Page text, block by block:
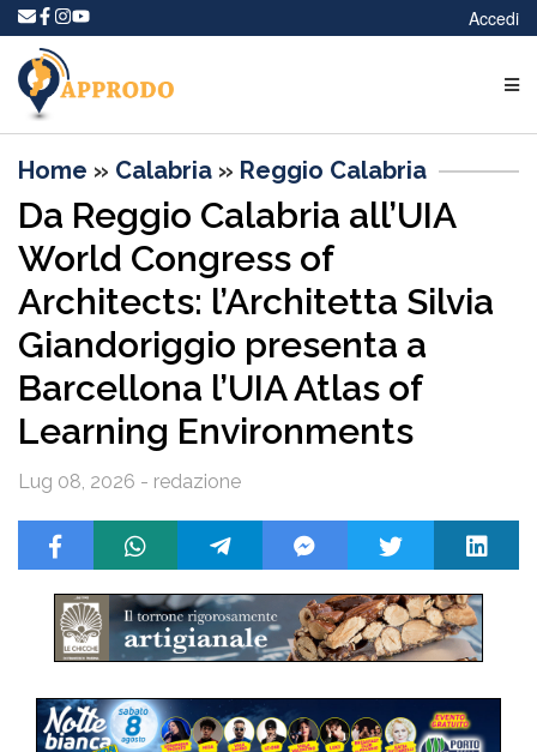
Accedi
Home » Calabria » Reggio Calabria
Da Reggio Calabria all’UIA
World Congress of
Architects: l’Architetta Silvia
Giandoriggio presenta a
Barcellona l’UIA Atlas of
Learning Environments
Lug 08, 2026 - redazione